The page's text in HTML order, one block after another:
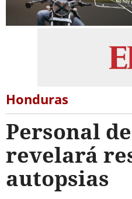
Honduras
Personal
revelará
autopsias